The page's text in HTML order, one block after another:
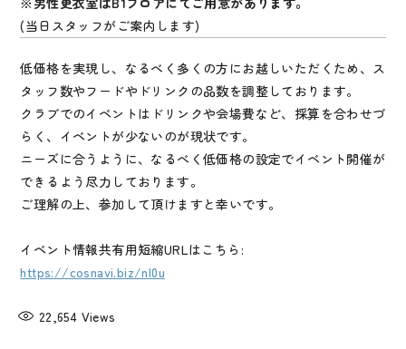
(当日スタッフがご案内します)
低価格を実現し、なるべく多くの方にお越しいただくため、ス
タッフ数やフードやドリンクの品数を調整しております。
クラブでのイベントはドリンクや会場費など、採算を合わせづ
らく、イベントが少ないのが現状です。
ニーズに合うように、なるべく低価格の設定でイベント開催が
できるよう尽力しております。
ご理解の上、参加して頂けますと幸いです。
イベント情報共有用短縮URLはこちら:
https://cosnavi.biz/nl0u
22,654 Views